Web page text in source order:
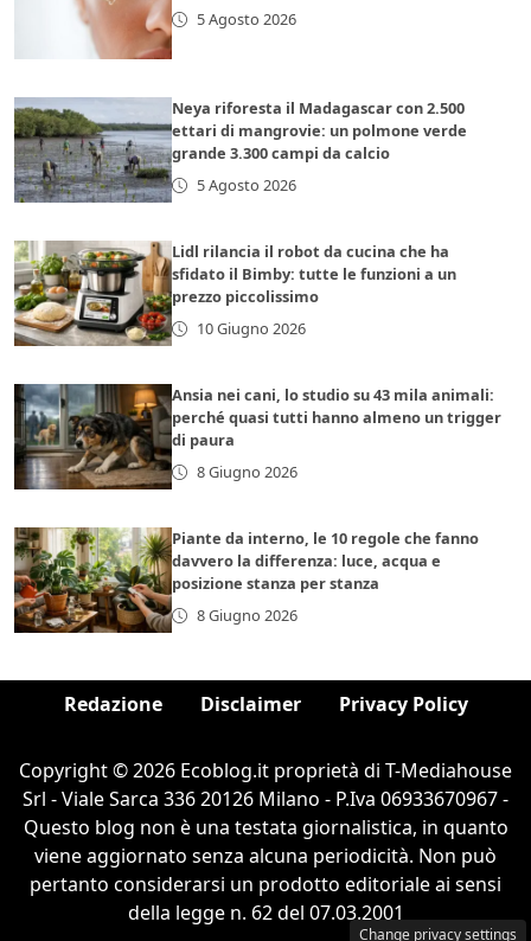
5 Agosto 2026
Neya riforesta il Madagascar con 2.500
ettari di mangrovie: un polmone verde
grande 3.300 campi da calcio
5 Agosto 2026
Lidl rilancia il robot da cucina che ha
sfidato il Bimby: tutte le funzioni a un
prezzo piccolissimo
10 Giugno 2026
Ansia nei cani, lo studio su 43 mila animali:
perché quasi tutti hanno almeno un trigger
di paura
8 Giugno 2026
Piante da interno, le 10 regole che fanno
davvero la differenza: luce, acqua e
posizione stanza per stanza
8 Giugno 2026
Redazione Disclaimer Privacy Policy
Copyright © 2026 Ecoblog.it proprietà di T-Mediahouse
Srl - Viale Sarca 336 20126 Milano - P.Iva 06933670967 -
Questo blog non è una testata giornalistica, in quanto
viene aggiornato senza alcuna periodicità. Non può
pertanto considerarsi un prodotto editoriale ai sensi
della legge n. 62 del 07.03.2001
Change privacy settings